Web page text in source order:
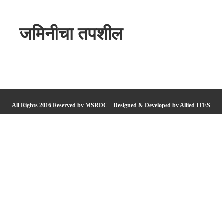
जमिनीचा तपशील
All Rights 2016 Reserved by MSRDC Designed & Developed by Allied ITES